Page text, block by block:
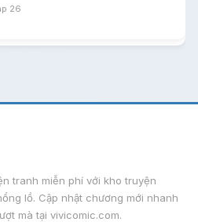
26
tranh miễn phí với kho truyện
lồ. Cập nhật chương mới nhanh
mà tại vivicomic.com.